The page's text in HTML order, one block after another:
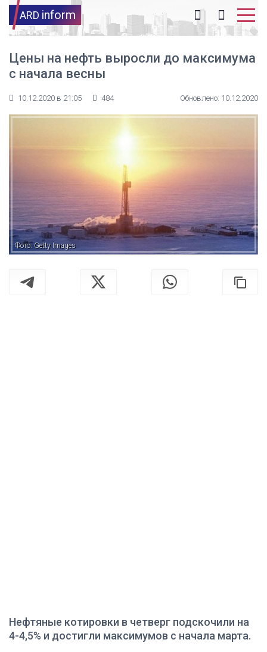
ARD inform
Цены на нефть выросли до максимума
с начала весны
10.12.2020 в 21:05 484 Обновлено: 10.12.2020
Фото: Getty Images
Нефтяные котировки в четверг подскочили на
4-4,5% и достигли максимумов с начала марта.